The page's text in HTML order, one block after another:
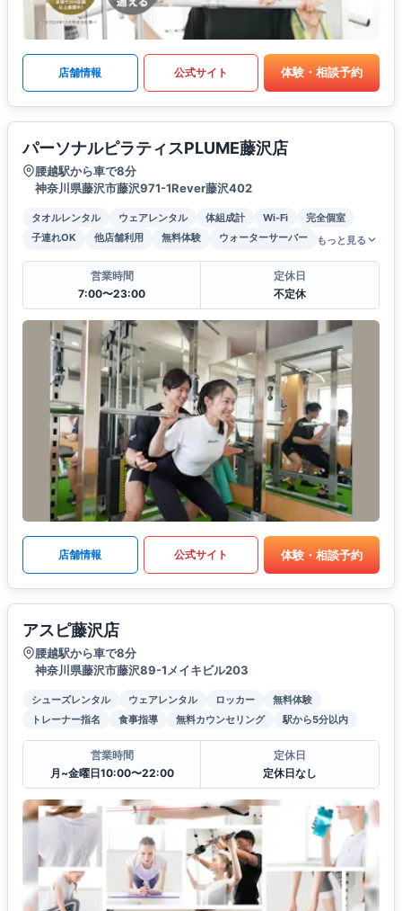
店舗情報 公式サイト 体験・相談予約
パーソナルピラティスPLUME藤沢店
腰越駅から車で8分
神奈川県藤沢市藤沢971-1Rever藤沢402
タオルレンタル ウェアレンタル 体組成計 Wi-Fi
完全個室
子連れOK
他店舗利用 無料体験 ウォーターサーバー もっと見る
営業時間
7:00〜23:00
定休日
不定休
店舗情報 公式サイト 体験・相談予約
アスピ藤沢店
腰越駅から車で8分
神奈川県藤沢市藤沢89-1メイキビル203
シューズレンタル ウェアレンタル ロッカー
無料体験
トレーナー指名
食事指導 無料カウンセリング 駅から5分以内
営業時間
月~金曜日10:00〜22:00
定休日
定休日なし